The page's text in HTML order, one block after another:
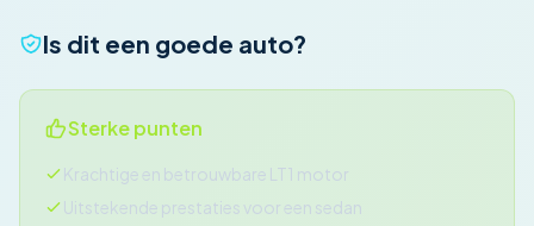
Is dit een goede auto?
Sterke punten
Krachtige en betrouwbare LT1 motor
Uitstekende prestaties voor een sedan